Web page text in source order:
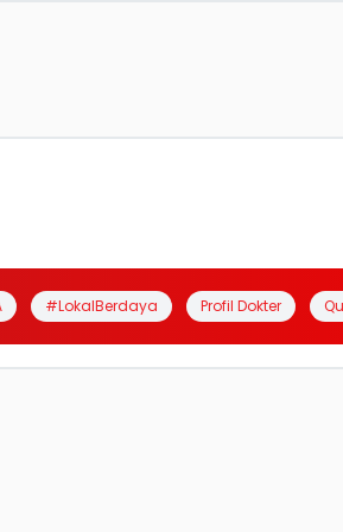
#LokalBerdaya Profil Dokter